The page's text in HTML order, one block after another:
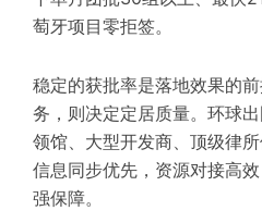
萄牙项目零拒签。
稳定的获批率是落地效果的
务，则决定定居质量。环球
领馆、大型开发商、顶级律
信息同步优先，资源对接高
强保障。